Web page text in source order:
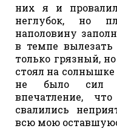
них я и
неглубок, но
наполовину
в темпе
только грязный,
стоял на
не было сил
впечатление,
свалились
всю мою